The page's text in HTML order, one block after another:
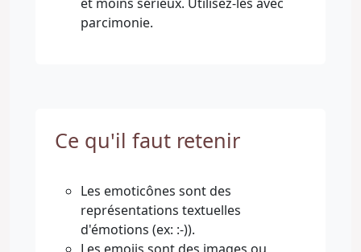
parcimonie.
Ce qu'il faut retenir
Les emoticônes sont des
représentations textuelles
d'émotions (ex: :-)).